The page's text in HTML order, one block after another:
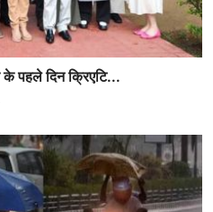
पहले दिन क्रिएटि...